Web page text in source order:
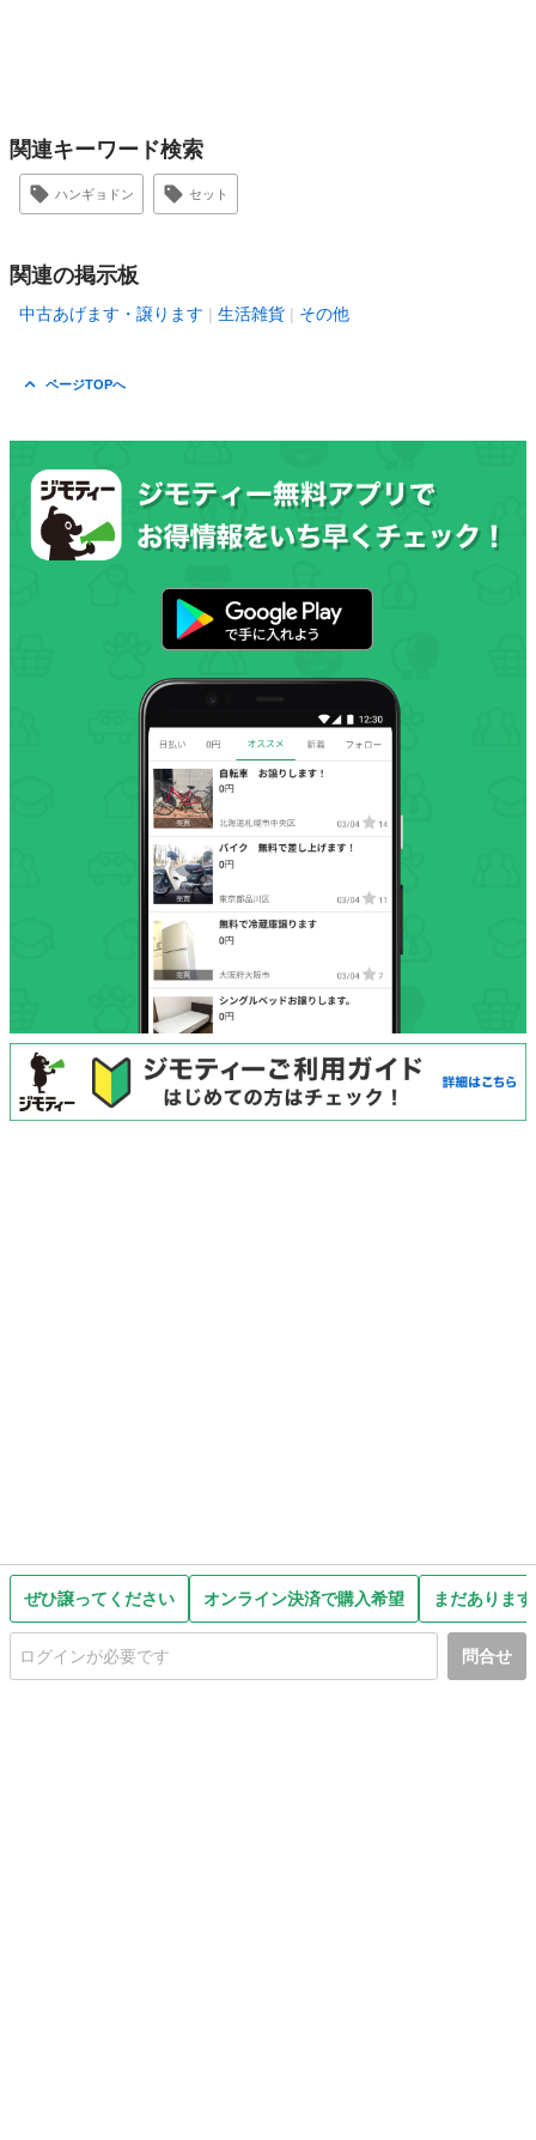
ぜひ譲ってください オンライン決済で購入希望 まだありま
問合せ
関連キーワード検索
ハンギョドン セット
関連の掲示板
中古あげます・譲ります 生活雑貨 その他
ページTOPへ